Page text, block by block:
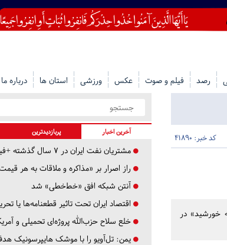
رصد فیلم و صوت عکس ورزشی استان ها درباره ما
کد خبر: 41890
های زیرسایه خورشید» در
آخرین اخبار پربازدیدترین
مشتریان نفت ایران در ۷ سال گذشته +فیلم
راز اصرار بر «مذاکره و ملاقات به هر
آنتن شبکه افق «خط‌خطی» شد
اقتصاد ایران تحت تاثیر قطعنامه‌ها یا
خلع سلاح حزب‌الله پروژه‌ای تحمیلی و
یمن: تل‌آویو را با موشک هایپرسونیک